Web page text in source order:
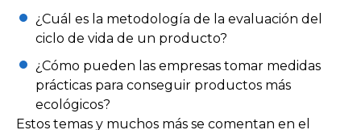
¿Cuál es la metodología de la evaluación del
ciclo de vida de un producto?
¿Cómo pueden las empresas tomar medidas
prácticas para conseguir productos más
ecológicos?
Estos temas y muchos más se comentan en el